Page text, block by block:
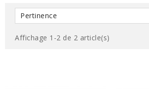
Pertinence
Affichage 1-2 de 2 article(s)